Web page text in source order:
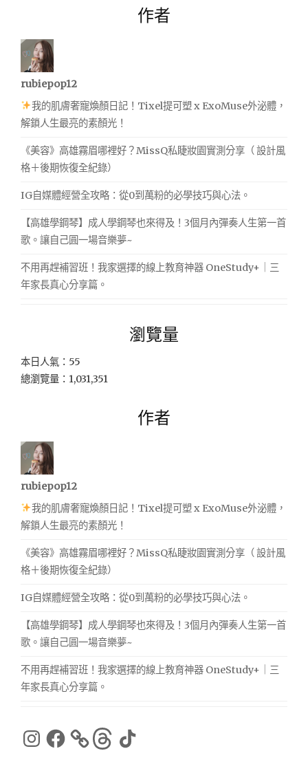
作者
rubiepop12
我的肌膚奢寵煥顏日記！Tixel提可塑 x ExoMuse外泌體，
解鎖人生最亮的素顏光！
《美容》高雄霧眉哪裡好？MissQ私睫妝園實測分享（ 設計風
格＋後期恢復全紀錄）
IG自媒體經營全攻略：從0到萬粉的必學技巧與心法。
【高雄學鋼琴】成人學鋼琴也來得及！3個月內彈奏人生第一首
歌。讓自己圓一場音樂夢~
不用再趕補習班！我家選擇的線上教育神器 OneStudy+｜三
年家長真心分享篇。
瀏覽量
本日人氣：55
總瀏覽量：1,031,351
作者
rubiepop12
我的肌膚奢寵煥顏日記！Tixel提可塑 x ExoMuse外泌體，
解鎖人生最亮的素顏光！
《美容》高雄霧眉哪裡好？MissQ私睫妝園實測分享（ 設計風
格＋後期恢復全紀錄）
IG自媒體經營全攻略：從0到萬粉的必學技巧與心法。
【高雄學鋼琴】成人學鋼琴也來得及！3個月內彈奏人生第一首
歌。讓自己圓一場音樂夢~
不用再趕補習班！我家選擇的線上教育神器 OneStudy+｜三
年家長真心分享篇。
Instagram
Facebook ThreadsTikTok